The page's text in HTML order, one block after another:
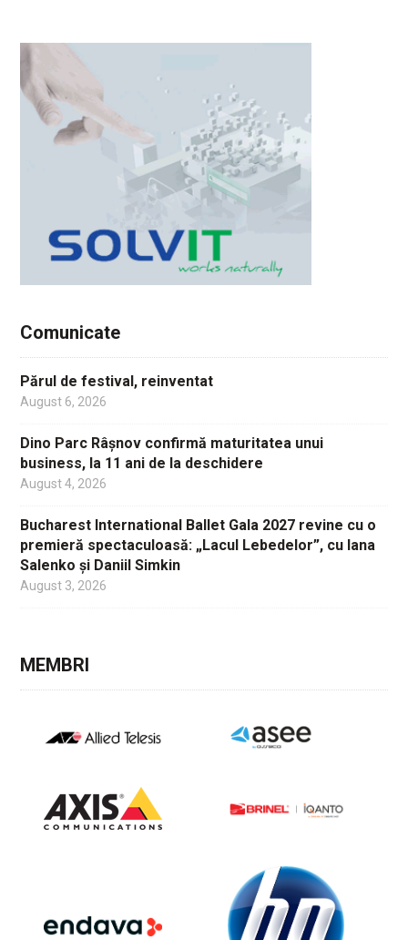
Comunicate
Părul de festival, reinventat
August 6, 2026
Dino Parc Râșnov confirmă maturitatea unui
business, la 11 ani de la deschidere
August 4, 2026
Bucharest International Ballet Gala 2027 revine cu o
premieră spectaculoasă: „Lacul Lebedelor”, cu Iana
Salenko și Daniil Simkin
August 3, 2026
MEMBRI